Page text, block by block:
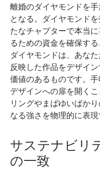
離婚のダイヤモンドを
となる。ダイヤモンド
たなチャプターで本当
るための資金を確保す
ダイヤモンドは、あな
反映した作品をデザイ
価値のあるものです。
デザインへの扉を開く
リングやまばゆいばか
なる強さを物理的に表
サステナビリ
の一致